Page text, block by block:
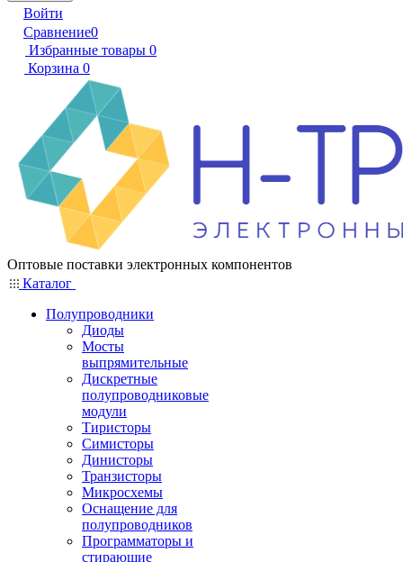
Войти
Сравнение0
Избранные товары 0
Корзина 0
Оптовые поставки электронных компонентов
Каталог
Полупроводники
Диоды
Мосты
выпрямительные
Дискретные
полупроводниковые
модули
Тиристоры
Симисторы
Динисторы
Транзисторы
Микросхемы
Оснащение для
полупроводников
Программаторы и
стирающие